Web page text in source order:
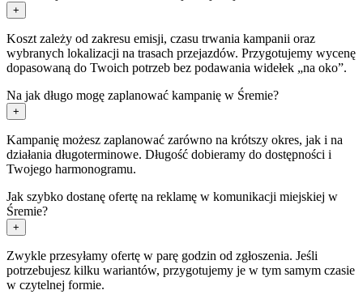
+
Koszt zależy od zakresu emisji, czasu trwania kampanii oraz
wybranych lokalizacji na trasach przejazdów. Przygotujemy wycenę
dopasowaną do Twoich potrzeb bez podawania widełek „na oko”.
Na jak długo mogę zaplanować kampanię w Śremie?
+
Kampanię możesz zaplanować zarówno na krótszy okres, jak i na
działania długoterminowe. Długość dobieramy do dostępności i
Twojego harmonogramu.
Jak szybko dostanę ofertę na reklamę w komunikacji miejskiej w
Śremie?
+
Zwykle przesyłamy ofertę w parę godzin od zgłoszenia. Jeśli
potrzebujesz kilku wariantów, przygotujemy je w tym samym czasie
w czytelnej formie.